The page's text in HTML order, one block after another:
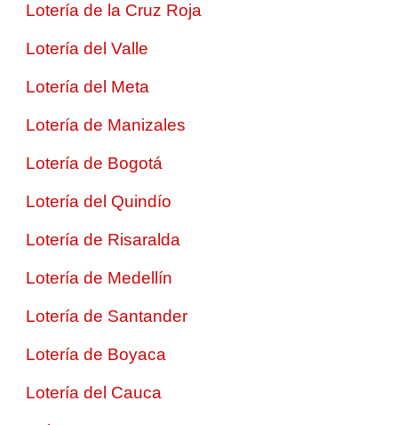
Lotería de la Cruz Roja
Lotería del Valle
Lotería del Meta
Lotería de Manizales
Lotería de Bogotá
Lotería del Quindío
Lotería de Risaralda
Lotería de Medellín
Lotería de Santander
Lotería de Boyaca
Lotería del Cauca